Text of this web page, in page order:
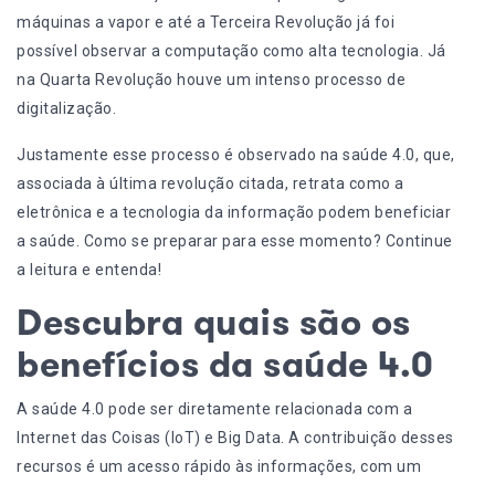
máquinas a vapor e até a Terceira Revolução já foi
possível observar a computação como alta tecnologia. Já
na Quarta Revolução houve um intenso processo de
digitalização.
Justamente esse processo é observado na saúde 4.0, que,
associada à última revolução citada, retrata como a
eletrônica e a tecnologia da informação podem beneficiar
a saúde. Como se preparar para esse momento? Continue
a leitura e entenda!
Descubra quais são os
benefícios da saúde 4.0
A saúde 4.0 pode ser diretamente relacionada com a
Internet das Coisas (IoT) e Big Data. A contribuição desses
recursos é um acesso rápido às informações, com um